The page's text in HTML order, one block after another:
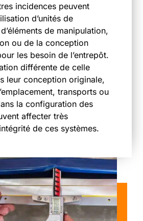
incidences peuvent
d’unités de
de manipulation,
ou de la conception
les besoin de l’entrepôt.
différente de celle
leur conception originale,
transports ou
la configuration des
affecter très
de ces systèmes.